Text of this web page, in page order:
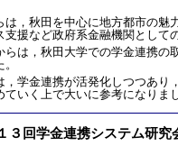
，秋田を中心に地方都市の魅
支援など政府系金融機関として
は，秋田大学での学金連携の
学金連携が活発化しつつあり
ていく上で大いに参考になりまし
３回学金連携システム研